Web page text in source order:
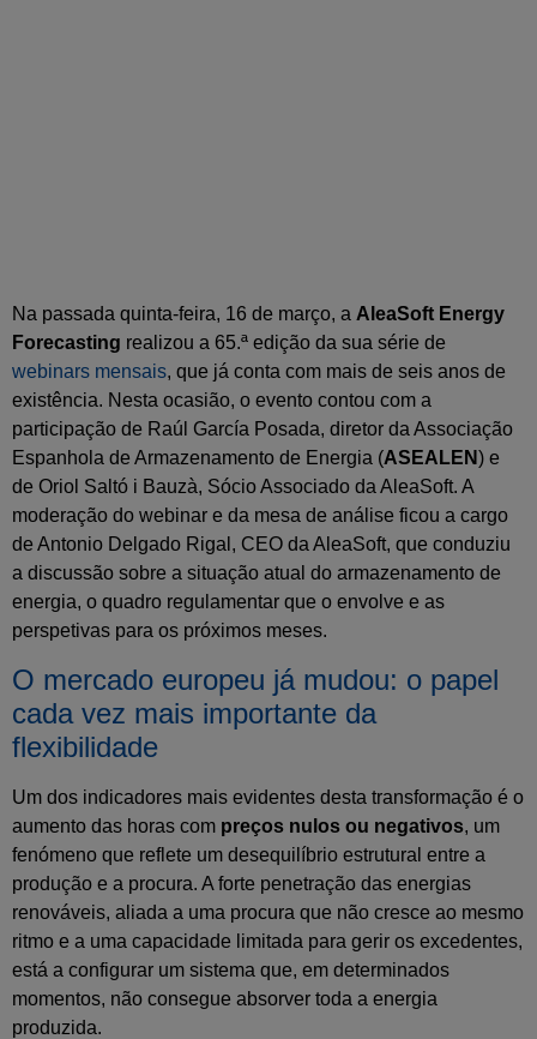
Na passada quinta-feira, 16 de março, a AleaSoft Energy
Forecasting realizou a 65.ª edição da sua série de
webinars mensais, que já conta com mais de seis anos de
existência. Nesta ocasião, o evento contou com a
participação de Raúl García Posada, diretor da Associação
Espanhola de Armazenamento de Energia (ASEALEN) e
de Oriol Saltó i Bauzà, Sócio Associado da AleaSoft. A
moderação do webinar e da mesa de análise ficou a cargo
de Antonio Delgado Rigal, CEO da AleaSoft, que conduziu
a discussão sobre a situação atual do armazenamento de
energia, o quadro regulamentar que o envolve e as
perspetivas para os próximos meses.
O mercado europeu já mudou: o papel
cada vez mais importante da
flexibilidade
Um dos indicadores mais evidentes desta transformação é o
aumento das horas com preços nulos ou negativos, um
fenómeno que reflete um desequilíbrio estrutural entre a
produção e a procura. A forte penetração das energias
renováveis, aliada a uma procura que não cresce ao mesmo
ritmo e a uma capacidade limitada para gerir os excedentes,
está a configurar um sistema que, em determinados
momentos, não consegue absorver toda a energia
produzida.